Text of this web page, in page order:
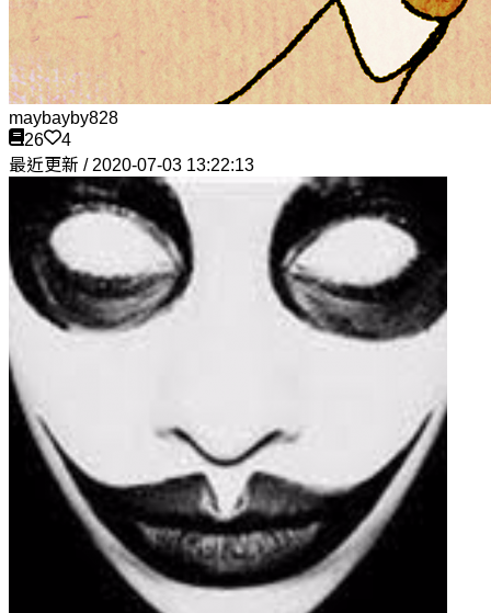
maybayby828
26
4
最近更新 / 2020-07-03 13:22:13